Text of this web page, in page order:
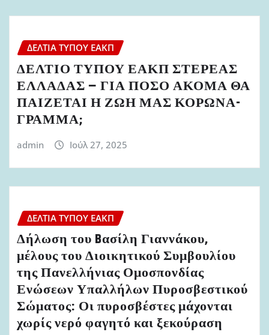
ΔΕΛΤΊΑ ΤΎΠΟΥ ΕΑΚΠ
ΔΕΛΤΙΟ ΤΥΠΟΥ ΕΑΚΠ ΣΤΕΡΕΑΣ
ΕΛΛΑΔΑΣ – ΓΙΑ ΠΟΣΟ ΑΚΟΜΑ ΘΑ
ΠΑΙΖΕΤΑΙ Η ΖΩΗ ΜΑΣ ΚΟΡΩΝΑ-
ΓΡΑΜΜΑ;
admin Ιούλ 27, 2025
ΔΕΛΤΊΑ ΤΎΠΟΥ ΕΑΚΠ
Δήλωση του Bασίλη Γιαννάκου,
μέλους του Διοικητικού Συμβουλίου
της Πανελλήνιας Ομοσπονδίας
Ενώσεων Υπαλλήλων Πυροσβεστικού
Σώματος: Οι πυροσβέστες μάχονται
χωρίς νερό φαγητό και ξεκούραση